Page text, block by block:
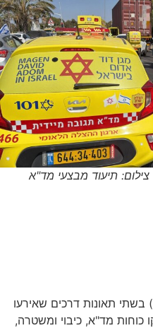
תיעוד מבצעי מד"א
תאונות דרכים שאירעו
כוחות מד"א, כיבוי ומשטרה,